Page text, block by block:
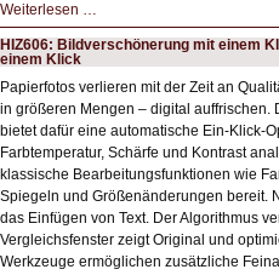
Weiterlesen …
Schicker
kompakter
Rechenturbo
HIZ606: Bildverschönerung mit einem
einem Klick
Papierfotos verlieren mit der Zeit an
in größeren Mengen – digital auffrischen.
bietet dafür eine automatische Ein-Klick-
Farbtemperatur, Schärfe und Kontrast
klassische Bearbeitungsfunktionen wie
Spiegeln und Größenänderungen bereit.
das Einfügen von Text. Der Algorithmus
Vergleichsfenster zeigt Original und
Werkzeuge ermöglichen zusätzliche